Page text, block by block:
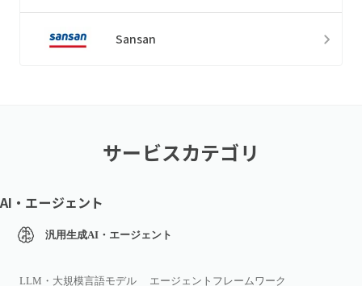
Sansan
サービスカテゴリ
AI・エージェント
汎用生成AI・エージェント
LLM・大規模言語モデル エージェントフレームワーク